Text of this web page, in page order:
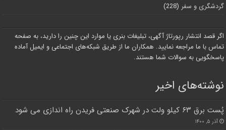
گردشگری و سفر (228)
اگر قصد انتشار رپورتاژ آگهی، تبلیغات بنری یا موارد این چنین را دارید، به صفحه
تماس با ما مراجعه نمایید. همکاران ما از طریق شبکه‌های اجتماعی و ایمیل آماده
پاسخگویی به سوالات شما هستند.
نوشته‌های اخیر
پُست برق ۶۳ کیلو ولت در شهرک صنعتی فریدن راه اندازی می شود
آذر ۵, ۱۴۰۰